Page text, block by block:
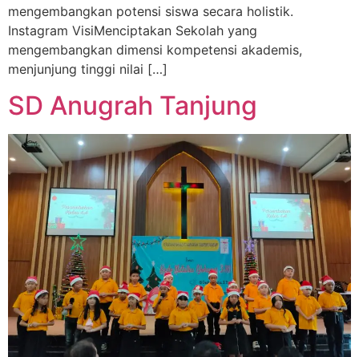
mengembangkan potensi siswa secara holistik.
Instagram VisiMenciptakan Sekolah yang
mengembangkan dimensi kompetensi akademis,
menjunjung tinggi nilai […]
SD Anugrah Tanjung